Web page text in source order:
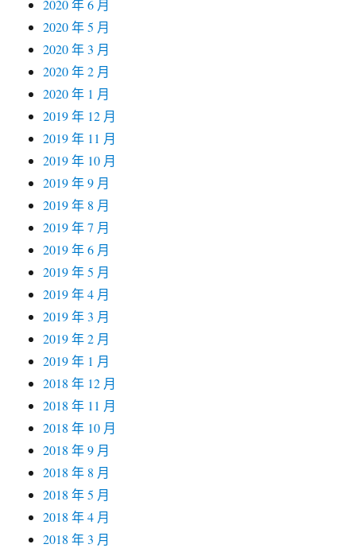
2020 年 6 月
2020 年 5 月
2020 年 3 月
2020 年 2 月
2020 年 1 月
2019 年 12 月
2019 年 11 月
2019 年 10 月
2019 年 9 月
2019 年 8 月
2019 年 7 月
2019 年 6 月
2019 年 5 月
2019 年 4 月
2019 年 3 月
2019 年 2 月
2019 年 1 月
2018 年 12 月
2018 年 11 月
2018 年 10 月
2018 年 9 月
2018 年 8 月
2018 年 5 月
2018 年 4 月
2018 年 3 月